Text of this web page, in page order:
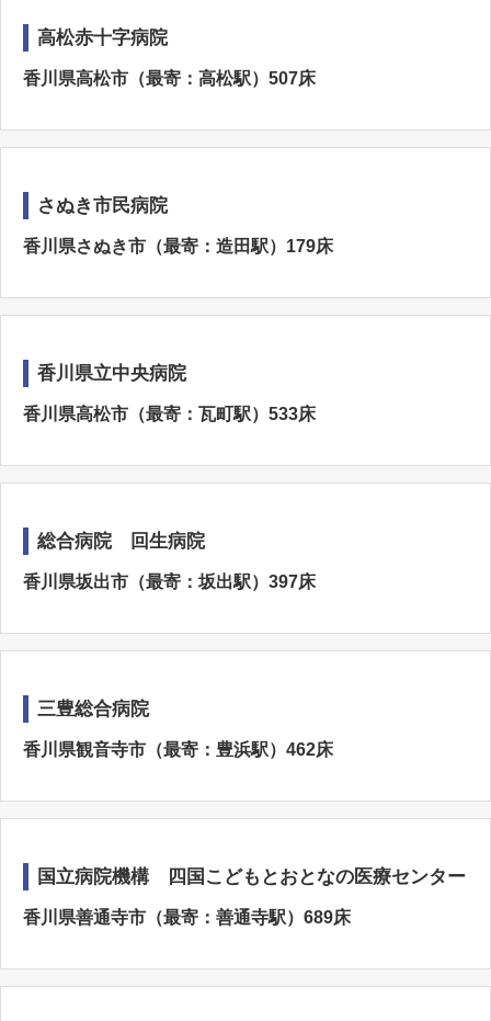
高松赤十字病院
香川県高松市（最寄：高松駅）507床
さぬき市民病院
香川県さぬき市（最寄：造田駅）179床
香川県立中央病院
香川県高松市（最寄：瓦町駅）533床
総合病院 回生病院
香川県坂出市（最寄：坂出駅）397床
三豊総合病院
香川県観音寺市（最寄：豊浜駅）462床
国立病院機構 四国こどもとおとなの医療センター
香川県善通寺市（最寄：善通寺駅）689床